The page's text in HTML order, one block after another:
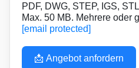
PDF, DWG, STEP, IGS,
Max. 50 MB. Mehrere oder
[email protected]
📩 Angebot anfordern